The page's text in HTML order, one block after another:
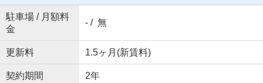
駐車場 / 月額料
金
- / 無
更新料 1.5ヶ月(新賃料)
契約期間 2年